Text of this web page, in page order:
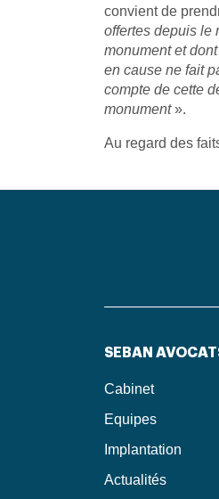
convient de
offertes depuis le
monument et
en cause ne fait
compte de cette
monument».
Au regard des
SEBAN
Cabinet
Equipes
Implantation
Actualités